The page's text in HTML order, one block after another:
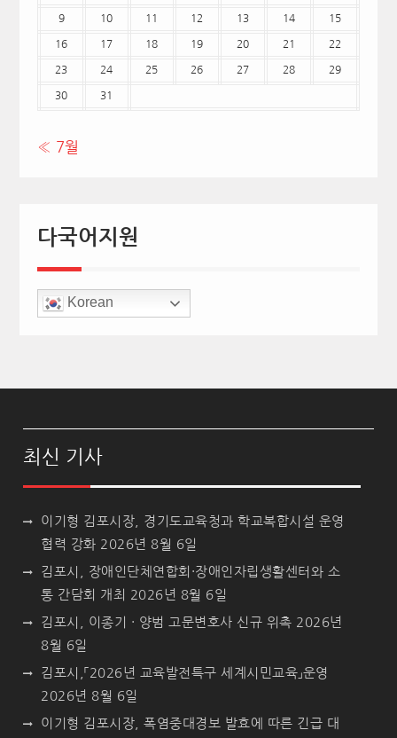
9 10 11 12 13 14 15
16 17 18 19 20 21 22
23 24 25 26 27 28 29
30 31
« 7월
다국어지원
Korean
최신 기사
이기형 김포시장, 경기도교육청과 학교복합시설 운영
협력 강화 2026년 8월 6일
김포시, 장애인단체연합회·장애인자립생활센터와 소
통 간담회 개최
2026년 8월 6일
김포시, 이종기 · 양범 고문변호사 신규 위촉 2026년
8월 6일
김포시,「2026년 교육발전특구 세계시민교육」운영
2026년 8월 6일
이기형 김포시장, 폭염중대경보 발효에 따른 긴급 대